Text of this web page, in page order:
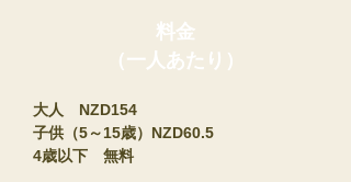
料金
​（一人あたり）
大人 NZD154
子供（5～15歳）NZD60.5
​4歳以下 無料